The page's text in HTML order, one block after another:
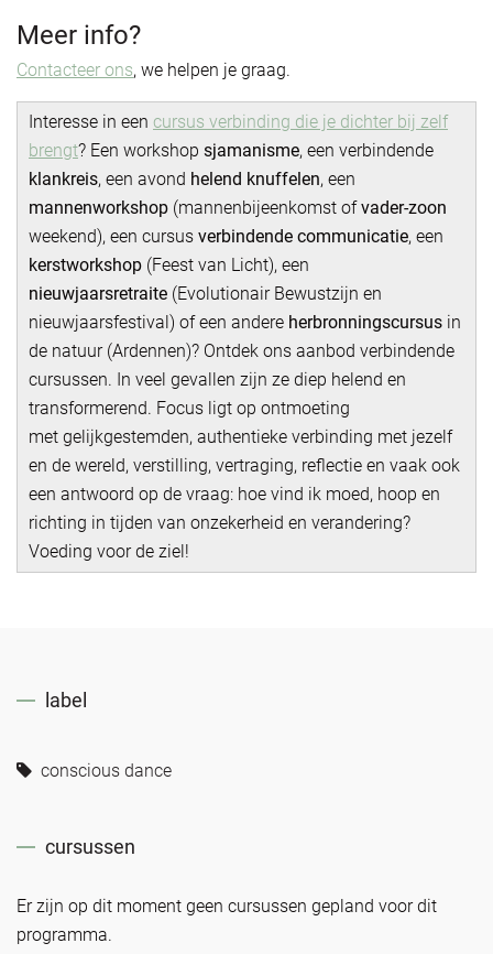
Meer info?
Contacteer ons, we helpen je graag.
Interesse in een cursus verbinding die je dichter bij zelf
brengt? Een workshop sjamanisme, een verbindende
klankreis, een avond helend knuffelen, een
mannenworkshop (mannenbijeenkomst ofvader-zoon
weekend), een cursus verbindende communicatie, een
kerstworkshop (Feest van Licht), een
nieuwjaarsretraite (Evolutionair Bewustzijn en
nieuwjaarsfestival) of een andere herbronningscursus in
de natuur (Ardennen)? Ontdek ons aanbod verbindende
cursussen. In veel gevallen zijn ze diep helend en
transformerend. Focus ligt op ontmoeting
met gelijkgestemden, authentieke verbinding met jezelf
en de wereld, verstilling, vertraging, reflectie en vaak ook
een antwoord op de vraag: hoe vind ik moed, hoop en
richting in tijden van onzekerheid en verandering?
Voeding voor de ziel!
label
conscious dance
cursussen
Er zijn op dit moment geen cursussen gepland voor dit
programma.